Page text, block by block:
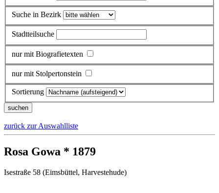
Suche in Bezirk
Stadtteilsuche
nur mit Biografietexten
nur mit Stolpertonstein
Sortierung
zurück zur Auswahlliste
Rosa Gowa * 1879
Isestraße 58 (Eimsbüttel, Harvestehude)